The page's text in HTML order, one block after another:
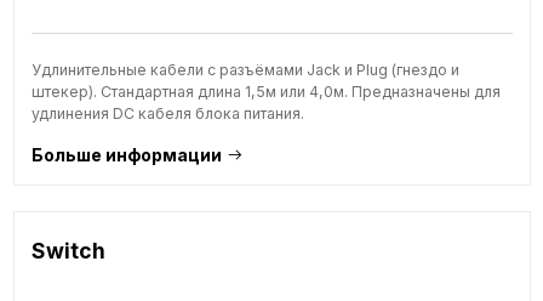
Удлинительные кабели с разъёмами Jack и Plug (гнездо и
штекер). Стандартная длина 1,5м или 4,0м. Предназначены для
удлинения DC кабеля блока питания.
Больше информации
Switch